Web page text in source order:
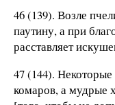
46 (139). Возле
паутину, а при
расставляет
47 (144).
комаров, а мудрые